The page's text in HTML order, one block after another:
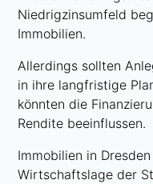
Niedrigzinsumfeld
Immobilien.
Allerdings sollten
in ihre langfristige
könnten die
Rendite beeinflussen.
Immobilien in
Wirtschaftslage der